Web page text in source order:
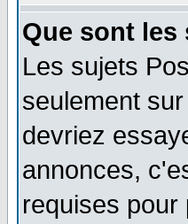
Que sont les
Les sujets
seulement
devriez
annonces,
requises pour